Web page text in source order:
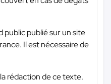
public publié sur un site
Il est nécessaire de
rédaction de ce texte.